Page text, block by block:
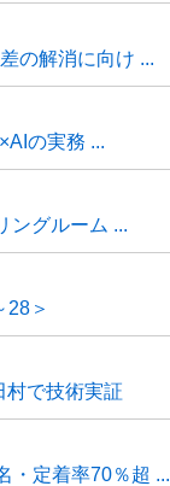
の解消に向け ...
の実務 ...
ングルーム ...
28＞
村で技術実証
・定着率70％超 ...